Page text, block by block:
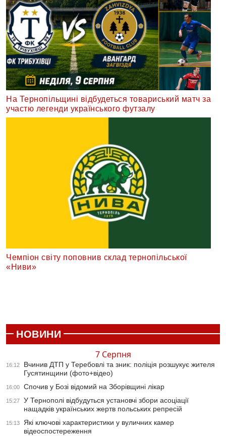
На Тернопільщині відбудеться товариський матч за
участю легенди українського футзалу
Чемпіон світу поповнив склад тернопільської
«Ниви»
НОВИНИ
7 Серпня
16:12
Вчинив ДТП у Теребовлі та зник: поліція розшукує жителя
Гусятинщини (фото+відео)
16:00 Спочив у Бозі відомий на Зборівщині лікар
15:27
У Тернополі відбудуться установчі збори асоціації
нащадків українських жертв польських репресій
15:13
Які ключові характеристики у вуличних камер
відеоспостереження